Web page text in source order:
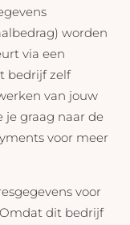
worden
via een
bedrijf zelf
van jouw
je graag naar de
voor meer
voor
dit bedrijf